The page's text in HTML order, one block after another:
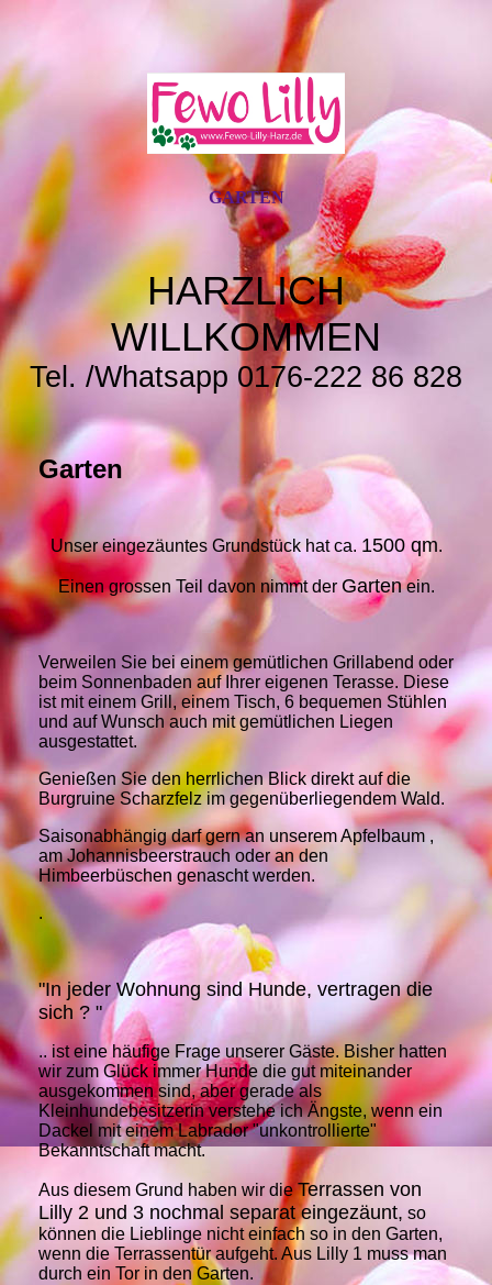
GARTEN
HARZLICH
WILLKOMMEN
Tel. /Whatsapp 0176-222 86 828
Garten
Unser eingezäuntes Grundstück hat ca. 1500 qm.
Einen grossen Teil davon nimmt der Gartenein.
Verweilen Sie bei einem gemütlichen Grillabend oder
beim Sonnenbaden auf Ihrer eigenen Terasse. Diese
ist mit einem Grill, einem Tisch, 6 bequemen Stühlen
und auf Wunsch auch mit gemütlichen Liegen
ausgestattet.
Genießen Sie den herrlichen Blick direkt auf die
Burgruine Scharzfelz im gegenüberliegendem Wald.
Saisonabhängig darf gern an unserem Apfelbaum ,
am Johannisbeerstrauch oder an den
Himbeerbüschen genascht werden.
.
"In jeder Wohnung sind Hunde, vertragen die
sich ? "
.. ist eine häufige Frage unserer Gäste. Bisher hatten
wir zum Glück immer Hunde die gut miteinander
ausgekommen sind, aber gerade als
Kleinhundebesitzerin verstehe ich Ängste, wenn ein
Dackel mit einem Labrador "unkontrollierte"
Bekanntschaft macht.
Aus diesem Grund haben wir dieTerrassen von
Lilly 2 und 3 nochmal separat eingezäunt, so
können die Lieblinge nicht einfach so in den Garten,
wenn die Terrassentür aufgeht. Aus Lilly 1 muss man
durch ein Tor in den Garten.